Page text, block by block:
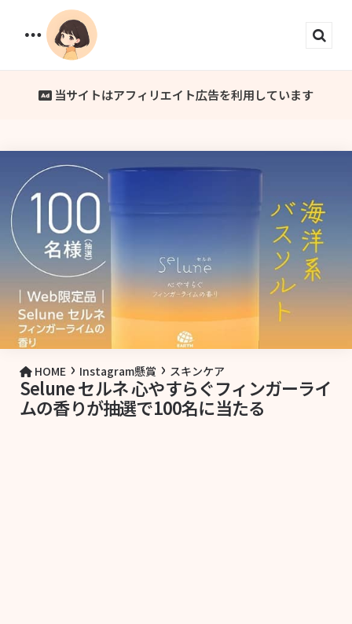
Menu
当サイトはアフィリエイト広告を利用しています
HOME › Instagram懸賞 › スキンケア
Selune セルネ 心やすらぐフィンガーライ
ムの香りが抽選で100名に当たる